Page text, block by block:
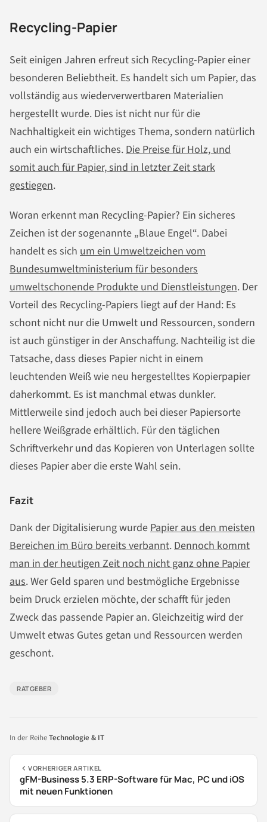
Recycling-Papier
Seit einigen Jahren erfreut sich Recycling-Papier einer
besonderen Beliebtheit. Es handelt sich um Papier, das
vollständig aus wiederverwertbaren Materialien
hergestellt wurde. Dies ist nicht nur für die
Nachhaltigkeit ein wichtiges Thema, sondern natürlich
auch ein wirtschaftliches. Die Preise für Holz, und
somit auch für Papier, sind in letzter Zeit stark
gestiegen.
Woran erkennt man Recycling-Papier? Ein sicheres
Zeichen ist der sogenannte „Blaue Engel“. Dabei
handelt es sich um ein Umweltzeichen vom
Bundesumweltministerium für besonders
umweltschonende Produkte und Dienstleistungen. Der
Vorteil des Recycling-Papiers liegt auf der Hand: Es
schont nicht nur die Umwelt und Ressourcen, sondern
ist auch günstiger in der Anschaffung. Nachteilig ist die
Tatsache, dass dieses Papier nicht in einem
leuchtenden Weiß wie neu hergestelltes Kopierpapier
daherkommt. Es ist manchmal etwas dunkler.
Mittlerweile sind jedoch auch bei dieser Papiersorte
hellere Weißgrade erhältlich. Für den täglichen
Schriftverkehr und das Kopieren von Unterlagen sollte
dieses Papier aber die erste Wahl sein.
Fazit
Dank der Digitalisierung wurde Papier aus den meisten
Bereichen im Büro bereits verbannt. Dennoch kommt
man in der heutigen Zeit noch nicht ganz ohne Papier
aus. Wer Geld sparen und bestmögliche Ergebnisse
beim Druck erzielen möchte, der schafft für jeden
Zweck das passende Papier an. Gleichzeitig wird der
Umwelt etwas Gutes getan und Ressourcen werden
geschont.
RATGEBER
In der ReiheTechnologie & IT
VORHERIGER ARTIKEL
gFM-Business 5.3 ERP-Software für Mac, PC und iOS
mit neuen Funktionen